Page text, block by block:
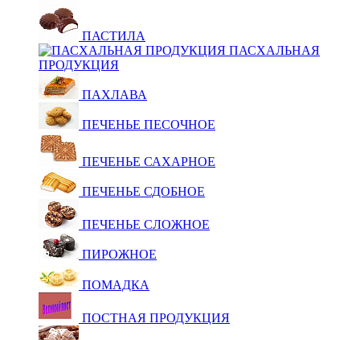
ПАСТИЛА
ПАСХАЛЬНАЯ
ПРОДУКЦИЯ
ПАХЛАВА
ПЕЧЕНЬЕ ПЕСОЧНОЕ
ПЕЧЕНЬЕ САХАРНОЕ
ПЕЧЕНЬЕ СДОБНОЕ
ПЕЧЕНЬЕ СЛОЖНОЕ
ПИРОЖНОЕ
ПОМАДКА
ПОСТНАЯ ПРОДУКЦИЯ